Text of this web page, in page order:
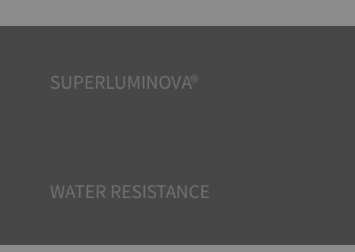
SUPERLUMINOVA®
*Non-contractual image
WATER RESISTANCE